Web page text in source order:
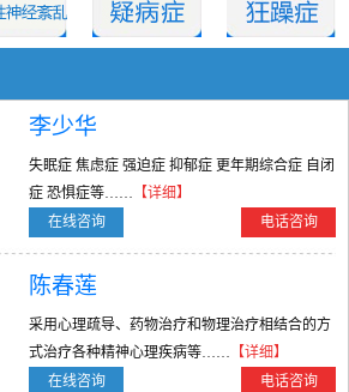
李少华
失眠症 焦虑症 强迫症 抑郁症 更年期综合症 自闭
症 恐惧症等……
【详细】
在线咨询
电话咨询
陈春莲
采用心理疏导、药物治疗和物理治疗相结合的方
式治疗各种精神心理疾病等……
【详细】
在线咨询
电话咨询